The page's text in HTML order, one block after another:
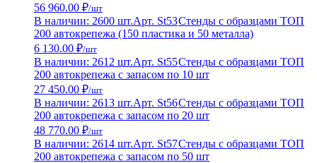
56 960.00 ₽/шт
В наличии: 2600 шт.Арт. St53Стенды с образцами ТОП
200 автокрепежа (150 пластика и 50 металла)
6 130.00 ₽/шт
В наличии: 2612 шт.Арт. St55Стенды с образцами ТОП
200 автокрепежа с запасом по 10 шт
27 450.00 ₽/шт
В наличии: 2613 шт.Арт. St56Стенды с образцами ТОП
200 автокрепежа с запасом по 20 шт
48 770.00 ₽/шт
В наличии: 2614 шт.Арт. St57Стенды с образцами ТОП
200 автокрепежа с запасом по 50 шт